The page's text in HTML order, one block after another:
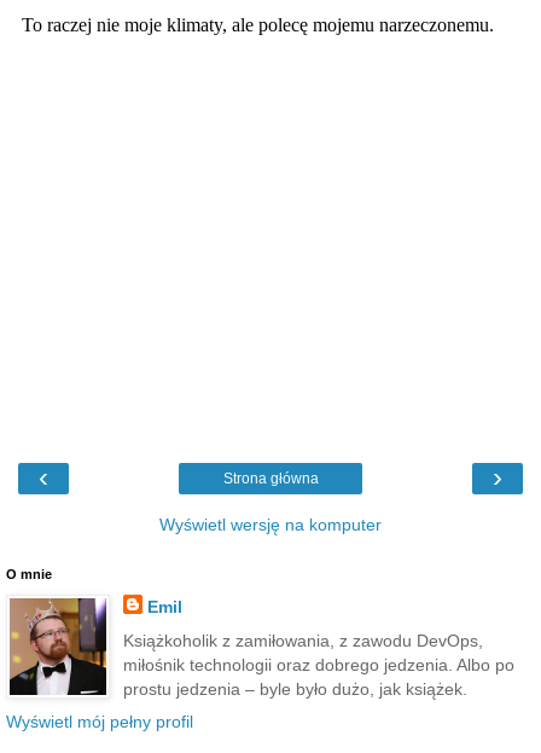
‹ ›
Strona główna
Wyświetl wersję na komputer
O mnie
Emil
Książkoholik z zamiłowania, z zawodu DevOps,
miłośnik technologii oraz dobrego jedzenia. Albo po
prostu jedzenia – byle było dużo, jak książek.
Wyświetl mój pełny profil